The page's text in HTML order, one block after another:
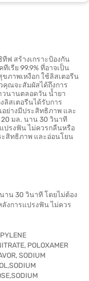
ฟ สร้างเกราะป้องกัน
รีย 99.9% ที่อาจเป็น
ภาพเหงือก ใช้ลิสเตอรีน
คุณจะสัมผัสได้ถึงการ
วนานตลอดวัน น้ำยา
ลิสเตอรีนได้รับการ
ย่างมีประสิทธิภาพ และ
มล. นาน 30 วินาที
ปรงฟัน ไม่ควรกลืนหรือ
สิทธิภาพ และอ่อนโยน
าน 30 วินาที โดยไม่ต้อง
งการแปรงฟัน ไม่ควร
POLOXAMER
SODIUM